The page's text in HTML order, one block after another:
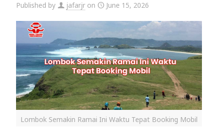
Published by jafarjr on June 15, 2026
Lombok Semakin Ramai Ini Waktu Tepat Booking Mobil